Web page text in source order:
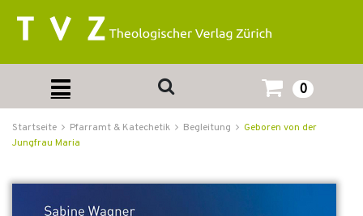
0
Startseite Pfarramt & Katechetik Begleitung
Geboren von der
Jungfrau Maria